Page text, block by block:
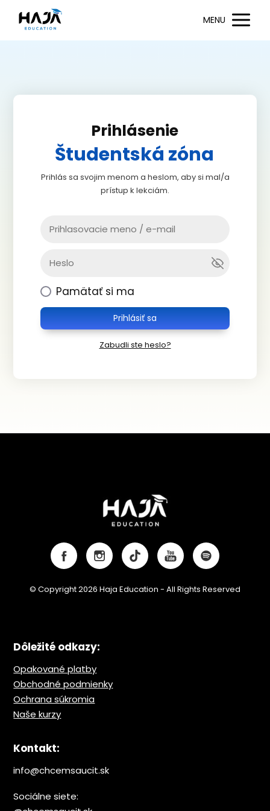
MENU
Prihlásenie
Študentská zóna
Prihlás sa svojim menom a heslom, aby si mal/a
prístup k lekciám.
Pamätať si ma
Prihlásiť sa
Zabudli ste heslo?
© Copyright 2026 Haja Education - All Rights Reserved
Dôležité odkazy:
Opakované platby
Obchodné podmienky
Ochrana súkromia
Naše kurzy
Kontakt:
info@chcemsaucit.sk
Sociálne siete: